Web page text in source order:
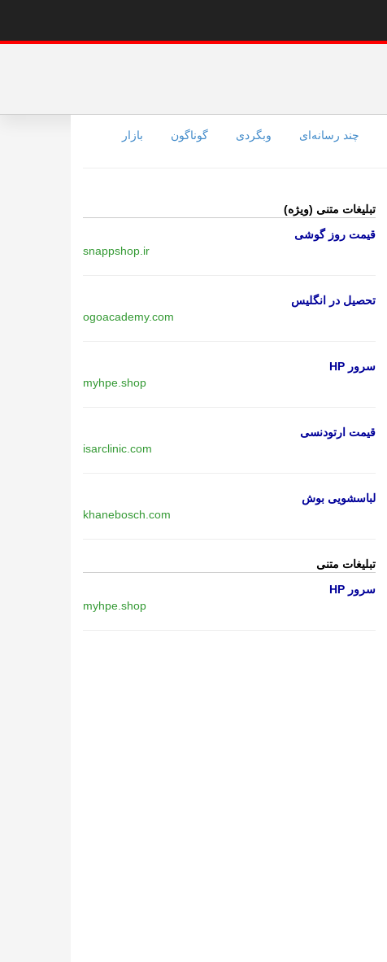
چند رسانه‌ای وبگردی گوناگون بازار
تبلیغات متنی (ویژه)
قیمت روز گوشی
snappshop.ir
تحصیل در انگلیس
ogoacademy.com
سرور HP
myhpe.shop
قیمت ارتودنسی
isarclinic.com
لباسشویی بوش
khanebosch.com
تبلیغات متنی
سرور HP
myhpe.shop